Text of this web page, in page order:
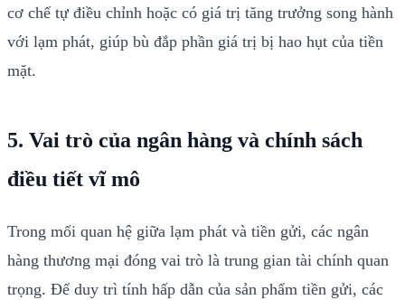
cơ chế tự điều chỉnh hoặc có giá trị tăng trưởng song hành
với lạm phát, giúp bù đắp phần giá trị bị hao hụt của tiền
mặt.
5. Vai trò của ngân hàng và chính sách
điều tiết vĩ mô
Trong mối quan hệ giữa lạm phát và tiền gửi, các ngân
hàng thương mại đóng vai trò là trung gian tài chính quan
trọng. Để duy trì tính hấp dẫn của sản phẩm tiền gửi, các